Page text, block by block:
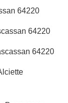
64220
64220
64220